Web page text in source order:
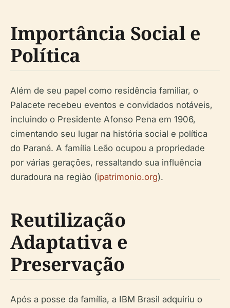
Importância Social e
Política
Além de seu papel como residência familiar, o
Palacete recebeu eventos e convidados notáveis,
incluindo o Presidente Afonso Pena em 1906,
cimentando seu lugar na história social e política
do Paraná. A família Leão ocupou a propriedade
por várias gerações, ressaltando sua influência
duradoura na região (ipatrimonio.org).
Reutilização
Adaptativa e
Preservação
Após a posse da família, a IBM Brasil adquiriu o